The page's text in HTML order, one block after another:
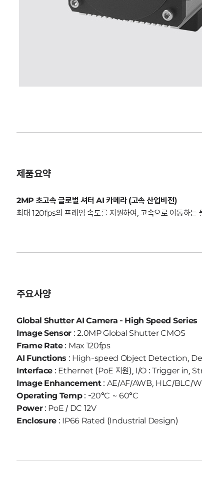
제품요약
2MP 초고속 글로벌 셔터 AI 카메라 (고속 산업비전)
최대 120fps의 프레임 속도를 지원하여, 고속으로 이동하는
주요사양
Global Shutter AI Camera - High Speed Series
Image Sensor : 2.0MP Global Shutter CMOS
Frame Rate: Max 120fps
AI Functions : High-speed Object Detection,
Interface : Ethernet (PoE 지원), I/O : Trigger in,
Image Enhancement: AE/AF/AWB, HLC/BLC/
Operating Temp: -20°C ~ 60°C
Power: PoE / DC 12V
Enclosure : IP66 Rated (Industrial Design)